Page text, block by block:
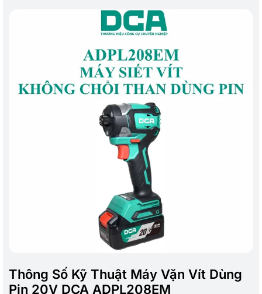
Thông Số Kỹ Thuật Máy Vặn Vít Dùng
Pin 20V DCA ADPL208EM